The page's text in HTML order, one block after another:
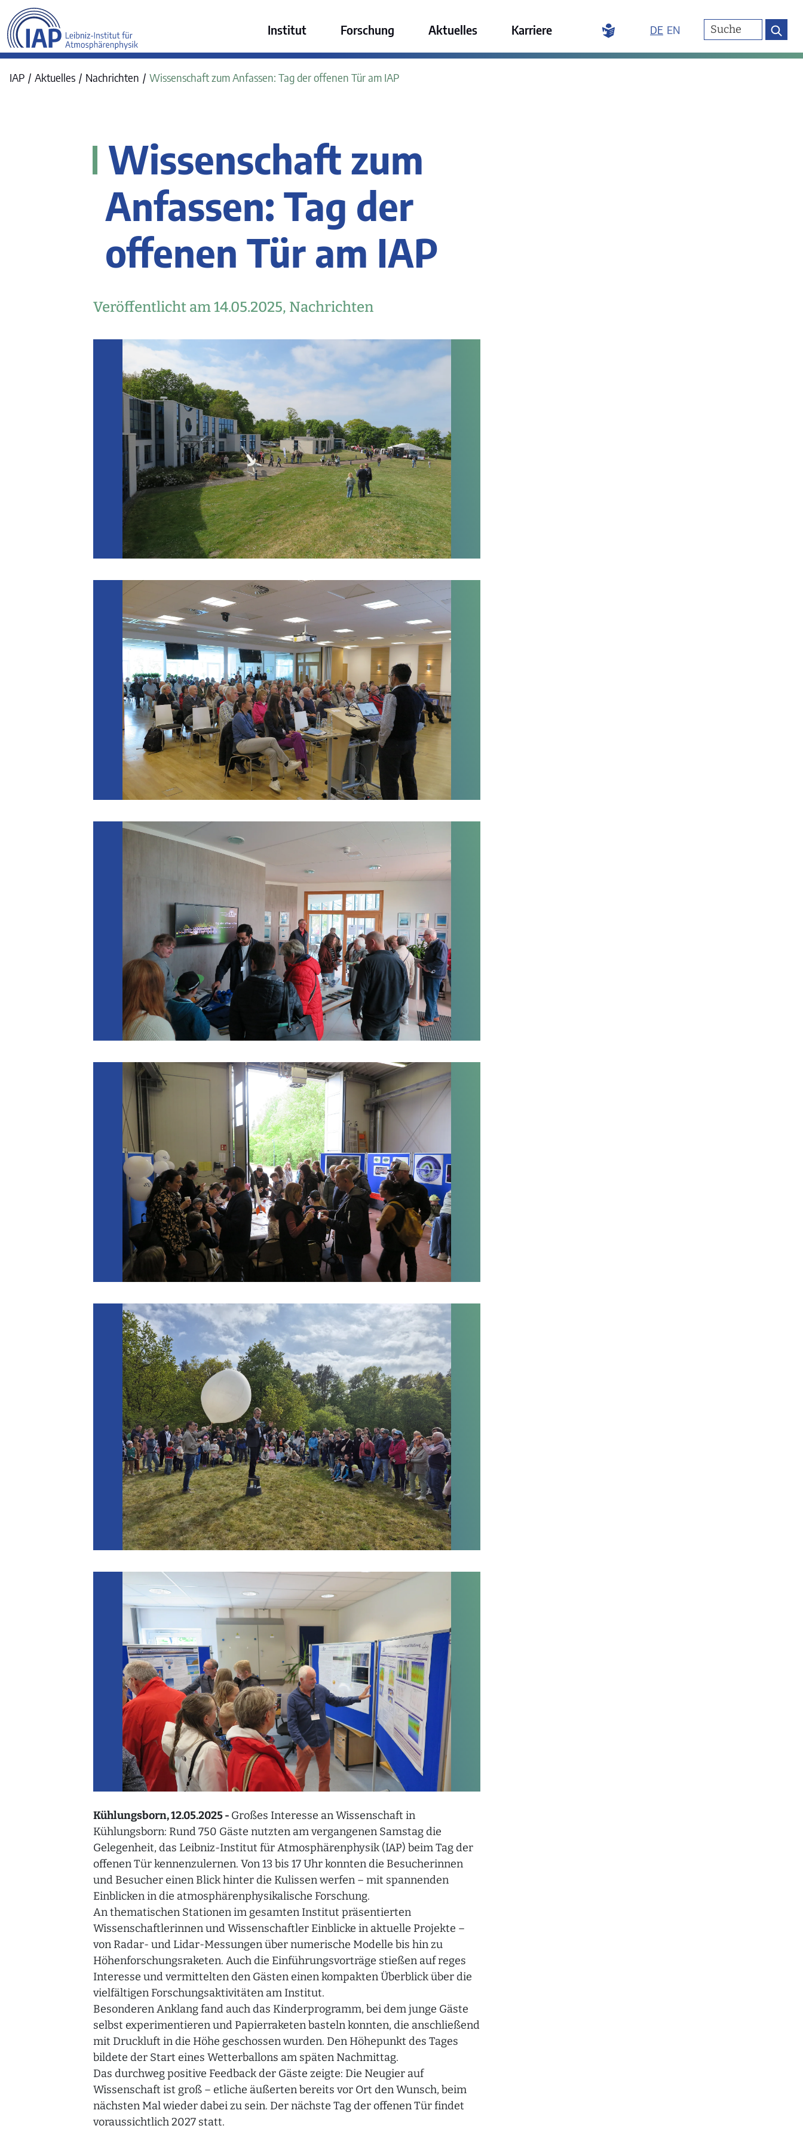
Institut
Forschung Aktuelles Karriere DE EN
IAP Aktuelles Nachrichten Wissenschaft zum Anfassen: Tag der offenen Tür am IAP
Wissenschaft zum
Anfassen: Tag der
offenen Tür am IAP
Veröffentlicht am 14.05.2025, Nachrichten
Kühlungsborn, 12.05.2025 - Großes Interesse an Wissenschaft in
Kühlungsborn: Rund 750 Gäste nutzten am vergangenen Samstag die
Gelegenheit, das Leibniz-Institut für Atmosphärenphysik (IAP) beim Tag der
offenen Tür kennenzulernen. Von 13 bis 17 Uhr konnten die Besucherinnen
und Besucher einen Blick hinter die Kulissen werfen – mit spannenden
Einblicken in die atmosphärenphysikalische Forschung.
An thematischen Stationen im gesamten Institut präsentierten
Wissenschaftlerinnen und Wissenschaftler Einblicke in aktuelle Projekte –
von Radar- und Lidar-Messungen über numerische Modelle bis hin zu
Höhenforschungsraketen. Auch die Einführungsvorträge stießen auf reges
Interesse und vermittelten den Gästen einen kompakten Überblick über die
vielfältigen Forschungsaktivitäten am Institut.
Besonderen Anklang fand auch das Kinderprogramm, bei dem junge Gäste
selbst experimentieren und Papierraketen basteln konnten, die anschließend
mit Druckluft in die Höhe geschossen wurden. Den Höhepunkt des Tages
bildete der Start eines Wetterballons am späten Nachmittag.
Das durchweg positive Feedback der Gäste zeigte: Die Neugier auf
Wissenschaft ist groß – etliche äußerten bereits vor Ort den Wunsch, beim
nächsten Mal wieder dabei zu sein. Der nächste Tag der offenen Tür findet
voraussichtlich 2027 statt.